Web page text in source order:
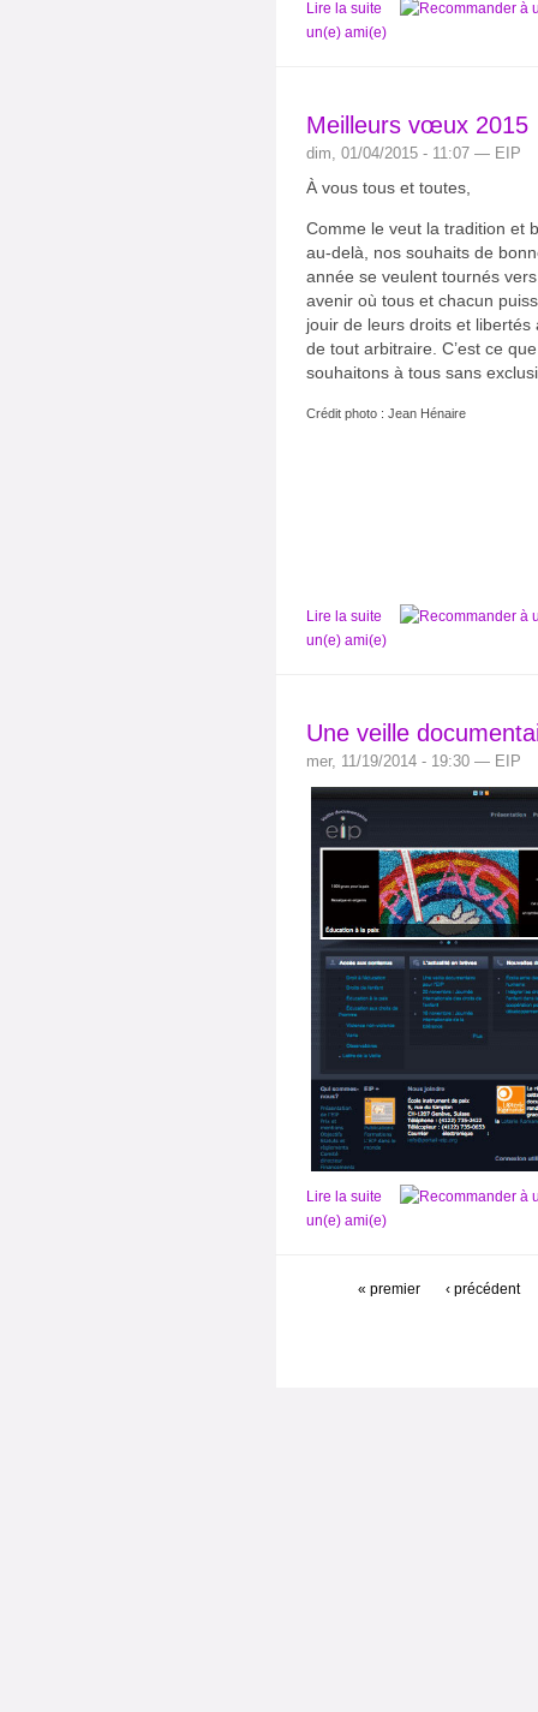
Lire la suite
un(e) ami(e)
Meilleurs vœux 2015
dim, 01/04/2015 - 11:07 — EIP
À vous tous et toutes,
Comme le veut la tradition et
au-delà, nos souhaits de
année se veulent tournés
avenir où tous et chacun
jouir de leurs droits et libertés
de tout arbitraire. C’est ce
souhaitons à tous sans
Crédit photo : Jean Hénaire
Lire la suite
un(e) ami(e)
Une veille
mer, 11/19/2014 - 19:30 — EIP
Lire la suite
un(e) ami(e)
« premier ‹ précédent